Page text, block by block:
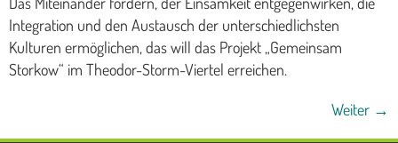
Integration und den Austausch der unterschiedlichsten
Kulturen ermöglichen, das will das Projekt „Gemeinsam
Storkow“ im Theodor-Storm-Viertel erreichen.
Weiter →